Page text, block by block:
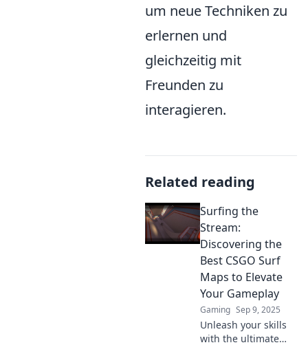
um neue Techniken zu
erlernen und
gleichzeitig mit
Freunden zu
interagieren.
Related reading
Surfing the
Stream:
Discovering the
Best CSGO Surf
Maps to Elevate
Your Gameplay
Gaming Sep 9, 2025
Unleash your skills
with the ultimate